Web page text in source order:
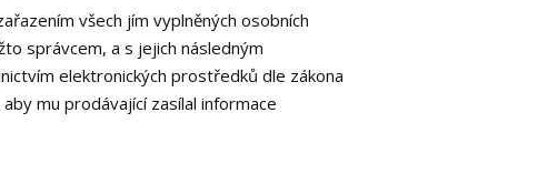
všech jím vyplněných osobních
správcem, a s jejich následným
elektronických prostředků dle zákona
mu prodávající zasílal informace